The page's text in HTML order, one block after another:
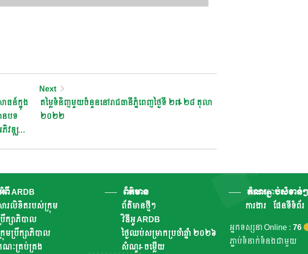
ធន៍ក្នុង
នបទ
វឌ្ឍ
and
Next
តម្លៃទំនិញមួយចំនួននៅរាជធានីភ្នំពេញថ្ងៃទី ២៧-២៨ តុលា
២០២២
ពី ARDB
ារលិខិតរបស់ក្រុម
រឹក្សាភិបាល
រុមប្រឹក្សាភិបាល
ណៈគ្រប់គ្រង
ព័ត៌មាន
ព័ត៌មានថ្មីៗ
វិឌីអូ ARDB
ថ្ងៃឈប់សម្រាកប្រចាំឆ្នាំ ២០២៦
សំណួរ-ចម្លើយ
តំណរភ្ជាប់សំខាន់ៗ
ការងារ
ផែនទីទំព័រ
អ្នកទស្សនា Online : 76
ភ្ជាប់ទំនាក់ទំនងជាមួយ